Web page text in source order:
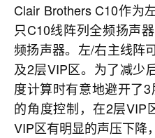
Clair Brothers C10作为
只C10线阵列全频扬声
频扬声器。左/右主线阵
及2层VIP区。为了减少
度计算时有意地避开了
的角度控制，在2层VIP
VIP区有明显的声压下降